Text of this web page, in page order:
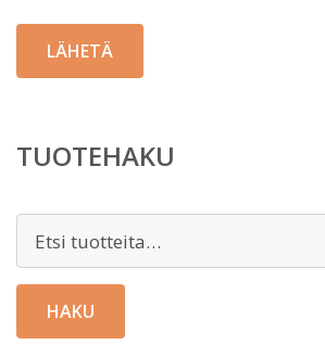
TUOTEHAKU
HAKU